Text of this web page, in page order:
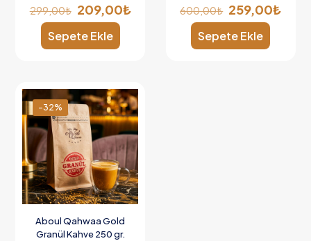
299,00₺ 209,00₺
Sepete Ekle
600,00₺ 259,00₺
Sepete Ekle
-32%
Aboul Qahwaa Gold
Granül Kahve 250 gr.